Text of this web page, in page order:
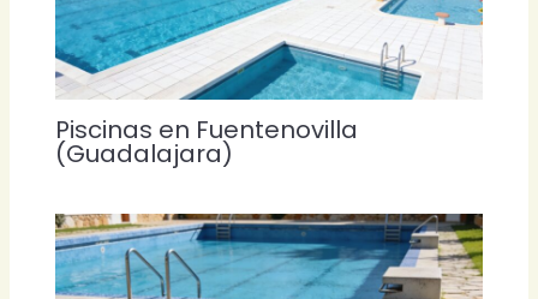
Piscinas en Fuentenovilla
(Guadalajara)